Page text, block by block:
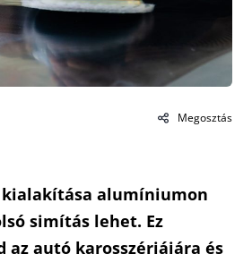
alumíniumon
simítás lehet. Ez
az autó karosszériájára és
Megosztás